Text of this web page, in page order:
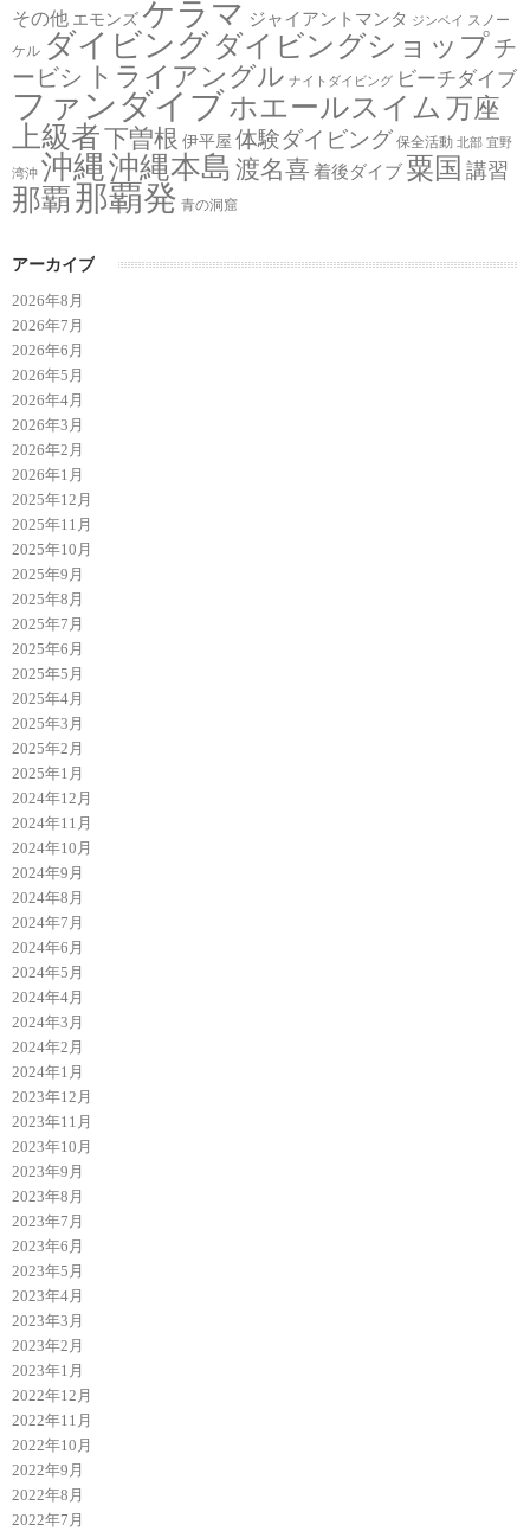
その他 エモンズ ケラマ ジャイアントマンタ ジンベイ
スノー
ケル ダイビング ダイビングショップチ
ービシ
トライアングル ナイトダイビング ビーチダイブ
ファンダイブホエールスイム 万座
上級者下曽根 伊平屋 体験ダイビング 保全活動 北部 宜野
湾沖 沖縄沖縄本島 渡名喜 着後ダイブ 粟国 講習
那覇 那覇発 青の洞窟
アーカイブ
2026年8月
2026年7月
2026年6月
2026年5月
2026年4月
2026年3月
2026年2月
2026年1月
2025年12月
2025年11月
2025年10月
2025年9月
2025年8月
2025年7月
2025年6月
2025年5月
2025年4月
2025年3月
2025年2月
2025年1月
2024年12月
2024年11月
2024年10月
2024年9月
2024年8月
2024年7月
2024年6月
2024年5月
2024年4月
2024年3月
2024年2月
2024年1月
2023年12月
2023年11月
2023年10月
2023年9月
2023年8月
2023年7月
2023年6月
2023年5月
2023年4月
2023年3月
2023年2月
2023年1月
2022年12月
2022年11月
2022年10月
2022年9月
2022年8月
2022年7月